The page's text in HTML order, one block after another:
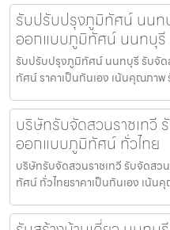
รับปรับปรุงภูมิทัศน์ นนท
ออกแบบภูมิทัศน์ นนทบุรี
รับปรับปรุงภูมิทัศน์ นนทบุรี รับจั
ทัศน์ ราคาเป็นกันเอง เน้นคุณภา
บริษัทรับจัดสวนราชเทวี
ออกแบบภูมิทัศน์ ทั่วไทย
บริษัทรับจัดสวนราชเทวี รับจัดส
ทัศน์ ทั่วไทยราคาเป็นกันเอง เน้